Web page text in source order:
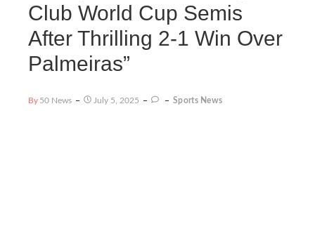
Club World Cup Semis
After Thrilling 2-1 Win Over
Palmeiras”
By 50 News July 5, 2025 Sports News